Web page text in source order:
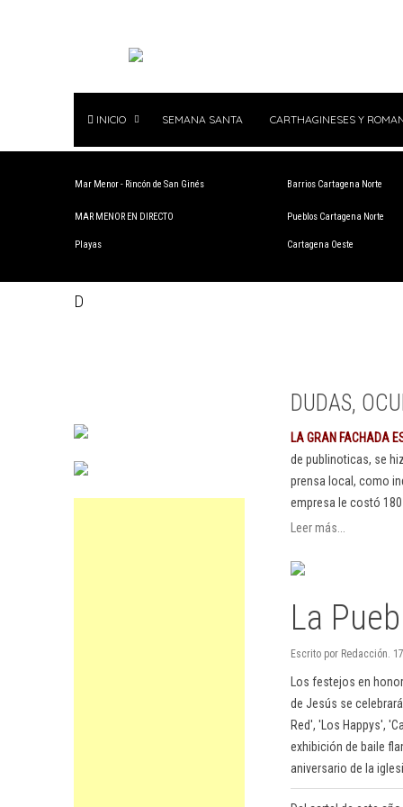
INICIO SEMANA SANTA CARTHAGINESES Y
Mar Menor - Rincón de San Ginés
MAR MENOR EN DIRECTO
Playas
Barrios Cartagena Norte
Pueblos Cartagena Norte
Cartagena Oeste
D
DUDAS,
LA GRAN FACHADA
de publinoticas, se
prensa local, como
empresa le costó
Leer más...
La
Escrito por Redacción.
Los festejos en
de Jesús se
Red', 'Los Happys',
exhibición de baile
aniversario de la